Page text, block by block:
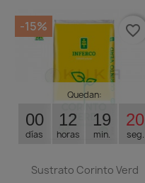
Quedan:
00
días
12
horas
19
min.
20
seg.
Sustrato Corinto Verd
-15% favorite_border